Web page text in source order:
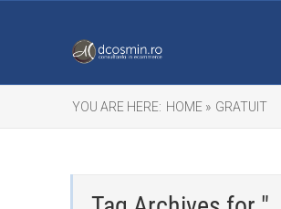
YOU ARE HERE: HOME » GRATUIT